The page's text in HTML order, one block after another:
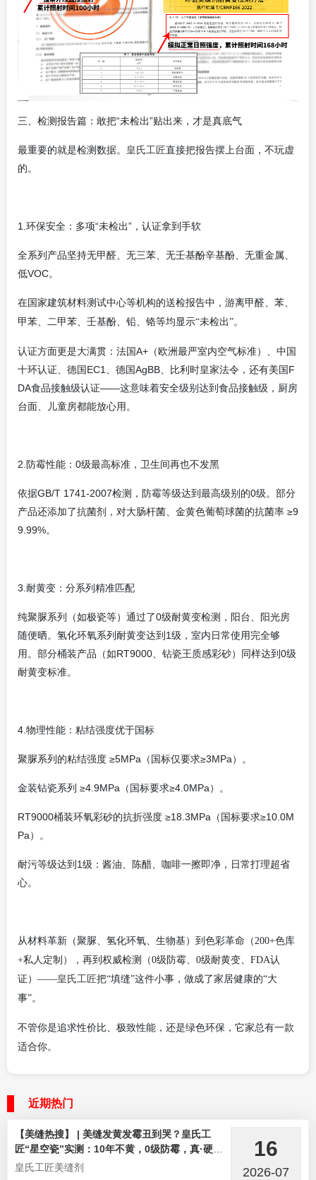
三、检测报告篇：敢把“未检出”贴出来，才是真底气
最重要的就是检测数据。 皇氏工匠直接把报告摆上台面，不玩虚
的。
1.环保安全：多项“未检出”，认证拿到手软
全系列产品坚持无甲醛、无三苯、无壬基酚辛基酚、无重金属、
低VOC。
在国家建筑材料测试中心等机构的送检报告中，游离甲醛、苯、
甲苯、二甲苯、壬基酚、铅、铬等均显示“未检出”。
认证方面更是大满贯：法国A+（欧洲最严室内空气标准）、中国
十环认证、德国EC1、德国AgBB、比利时皇家法令，还有美国F
DA食品接触级认证——这意味着安全级别达到食品接触级，厨房
台面、儿童房都能放心用。
2.防霉性能：0级最高标准，卫生间再也不发黑
依据GB/T 1741-2007检测，防霉等级达到最高级别的0级。部分
产品还添加了抗菌剂，对大肠杆菌、金黄色葡萄球菌的抗菌率 ≥9
9.99%。
3.耐黄变：分系列精准匹配
纯聚脲系列（如极瓷等）通过了0级耐黄变检测，阳台、阳光房
随便晒。氢化环氧系列耐黄变达到1级，室内日常使用完全够
用。部分桶装产品（如RT9000、钻瓷王质感彩砂）同样达到0级
耐黄变标准。
4.物理性能：粘结强度优于国标
聚脲系列的粘结强度 ≥5MPa（国标仅要求≥3MPa）。
金装钻瓷系列 ≥4.9MPa（国标要求≥4.0MPa）。
RT9000桶装环氧彩砂的抗折强度 ≥18.3MPa（国标要求≥10.0M
Pa）。
耐污等级达到1级：酱油、陈醋、咖啡一擦即净，日常打理超省
心。
从材料革新（聚脲、氢化环氧、生物基）到色彩革命（200+色库
+私人定制），再到权威检测（0级防霉、0级耐黄变、FDA认
证）——皇氏工匠把“填缝”这件小事，做成了家居健康的“大
事”。
不管你是追求性价比、极致性能，还是绿色环保，它家总有一款
适合你。
近期热门
【美缝热搜】 | 美缝发黄发霉丑到哭？皇氏工
匠“星空瓷”实测：10年不黄，0级防霉，真·硬核
选手！
皇氏工匠美缝剂
16
2026-07